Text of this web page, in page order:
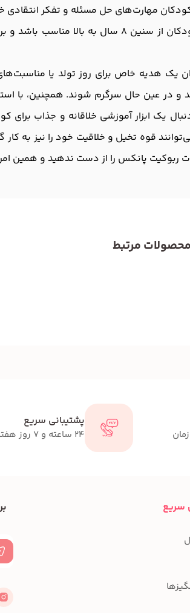
مهارت‌های حل مسئله و تفکر انتقادی
این ربات به گونه‌ای طراحی شده است که برای
یک هدیه خاص برای روز تولد یا
و در عین حال سرگرم شوند. همچنین، با
یک ابزار آموزشی خلاقانه و جذاب برای
قوه تخیل و خلاقیت خود را نیز به
ربوکیت پانکس را از دست ندهید و همین
محصولات مرتبط
پشتیبانی سریع
24 ساعته و 7 روز هفته
سریع